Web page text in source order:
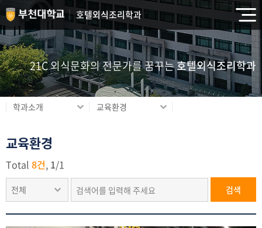
호텔외식조리학과
21C 외식문화의 전문가를 꿈꾸는호텔외식조리학과
학과소개 교육환경
교육환경
Total 8건, 1/1
전체 검색